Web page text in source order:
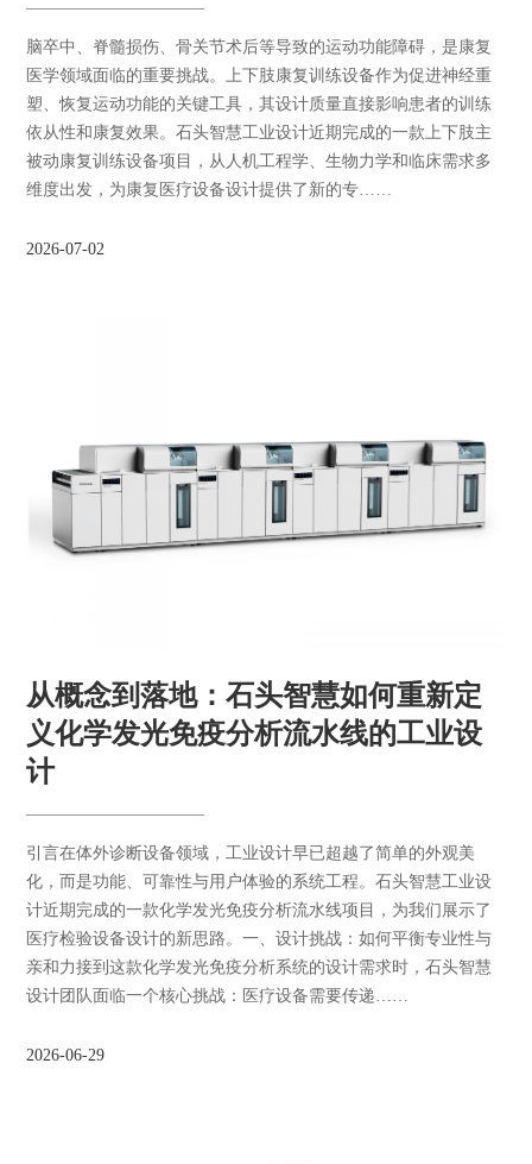
脑卒中、脊髓损伤、骨关节术后等导致的运动功能障碍，是康复
医学领域面临的重要挑战。上下肢康复训练设备作为促进神经重
塑、恢复运动功能的关键工具，其设计质量直接影响患者的训练
依从性和康复效果。石头智慧工业设计近期完成的一款上下肢主
被动康复训练设备项目，从人机工程学、生物力学和临床需求多
维度出发，为康复医疗设备设计提供了新的专……
2026-07-02
从概念到落地：石头智慧如何重新定
义化学发光免疫分析流水线的工业设
计
引言在体外诊断设备领域，工业设计早已超越了简单的外观美
化，而是功能、可靠性与用户体验的系统工程。石头智慧工业设
计近期完成的一款化学发光免疫分析流水线项目，为我们展示了
医疗检验设备设计的新思路。一、设计挑战：如何平衡专业性与
亲和力接到这款化学发光免疫分析系统的设计需求时，石头智慧
设计团队面临一个核心挑战：医疗设备需要传递……
2026-06-29